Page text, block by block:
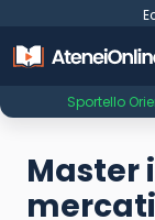
Sportello
Master